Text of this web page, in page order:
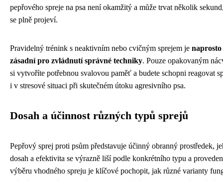
pepřového spreje na psa není okamžitý a může trvat několik
se plně projeví.
Pravidelný trénink s neaktivním nebo cvičným sprejem je naprosto
zásadní pro zvládnutí správné techniky. Pouze opakovaným
si vytvoříte potřebnou svalovou paměť a budete schopni reagovat
i v stresové situaci při skutečném útoku agresivního psa.
Dosah a účinnost různých typů sprejů
Pepřový sprej proti psům představuje účinný obranný prostředek,
dosah a efektivita se výrazně liší podle konkrétního typu a
výběru vhodného spreju je klíčové pochopit, jak různé varianty